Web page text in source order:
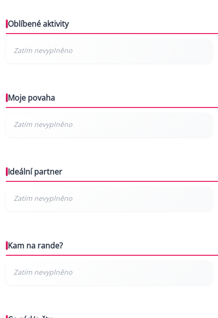
Oblíbené aktivity
Moje povaha
Ideální partner
Kam na rande?